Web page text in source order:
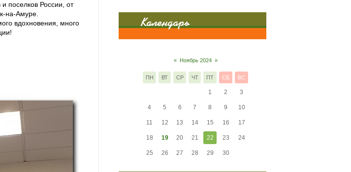
и поселков России, от
на-Амуре.
вдохновения, много
Календарь
« Ноябрь 2024 »
ПН ВТ СР ЧТ ПТ СБ ВС
1 2 3
4 5 6 7 8 9 10
11 12 13 14 15 16 17
18 19 20 21 22 23 24
25 26 27 28 29 30